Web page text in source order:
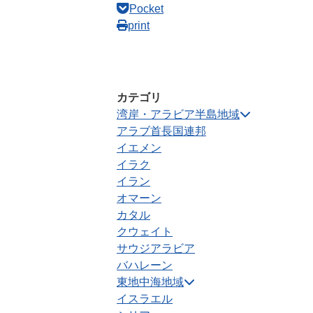
Pocket
print
カテゴリ
湾岸・アラビア半島地域
アラブ首長国連邦
イエメン
イラク
イラン
オマーン
カタル
クウェイト
サウジアラビア
バハレーン
東地中海地域
イスラエル